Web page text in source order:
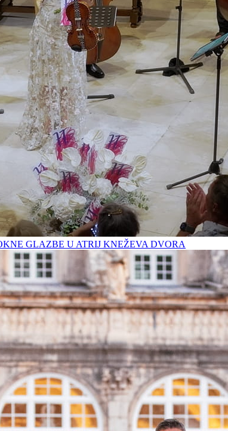
GLAZBE U ATRIJ KNEŽEVA DVORA